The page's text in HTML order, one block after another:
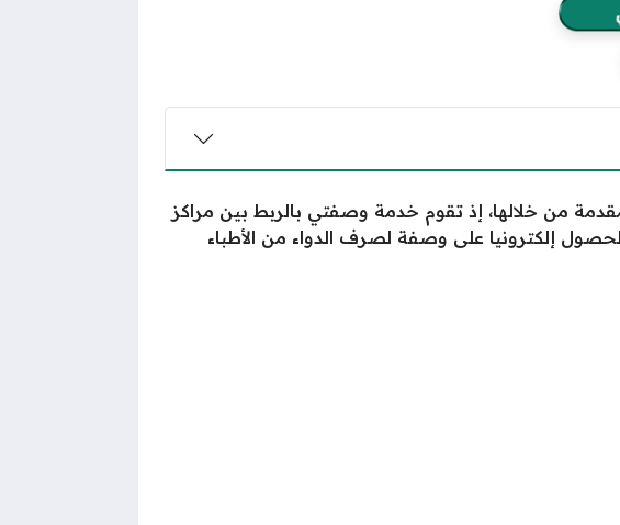
من خلالها، إذ تقوم خدمة وصفتي بالربط بين مراكز
إلكترونيا على وصفة لصرف الدواء من الأطباء